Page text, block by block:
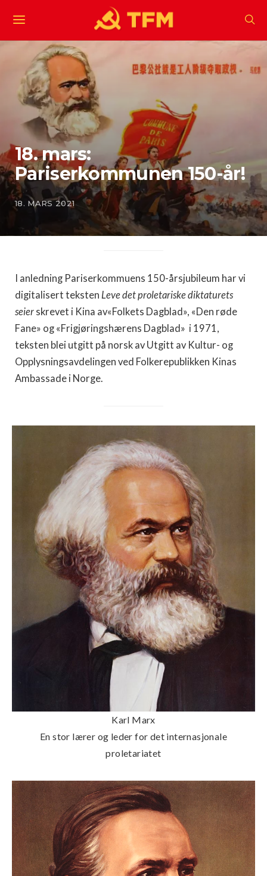
18. mars:
Pariserkommunen 150-år!
18. MARS 2021
I anledning Pariserkommuens 150-årsjubileum har vi
digitalisert teksten Leve det proletariske diktaturets
seier skrevet i Kina av«Folkets Dagblad», «Den røde
Fane» og «Frigjøringshærens Dagblad» i 1971,
teksten blei utgitt på norsk av Utgitt av Kultur- og
Opplysningsavdelingen ved Folkerepublikken Kinas
Ambassade i Norge.
Karl Marx
En stor lærer og leder for det internasjonale
proletariatet